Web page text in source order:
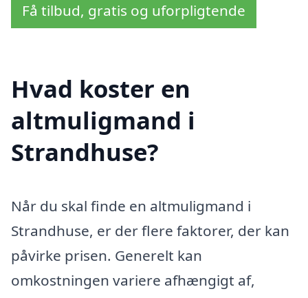
Få tilbud, gratis og uforpligtende
Hvad koster en
altmuligmand i
Strandhuse?
Når du skal finde en altmuligmand i
Strandhuse, er der flere faktorer, der kan
påvirke prisen. Generelt kan
omkostningen variere afhængigt af,